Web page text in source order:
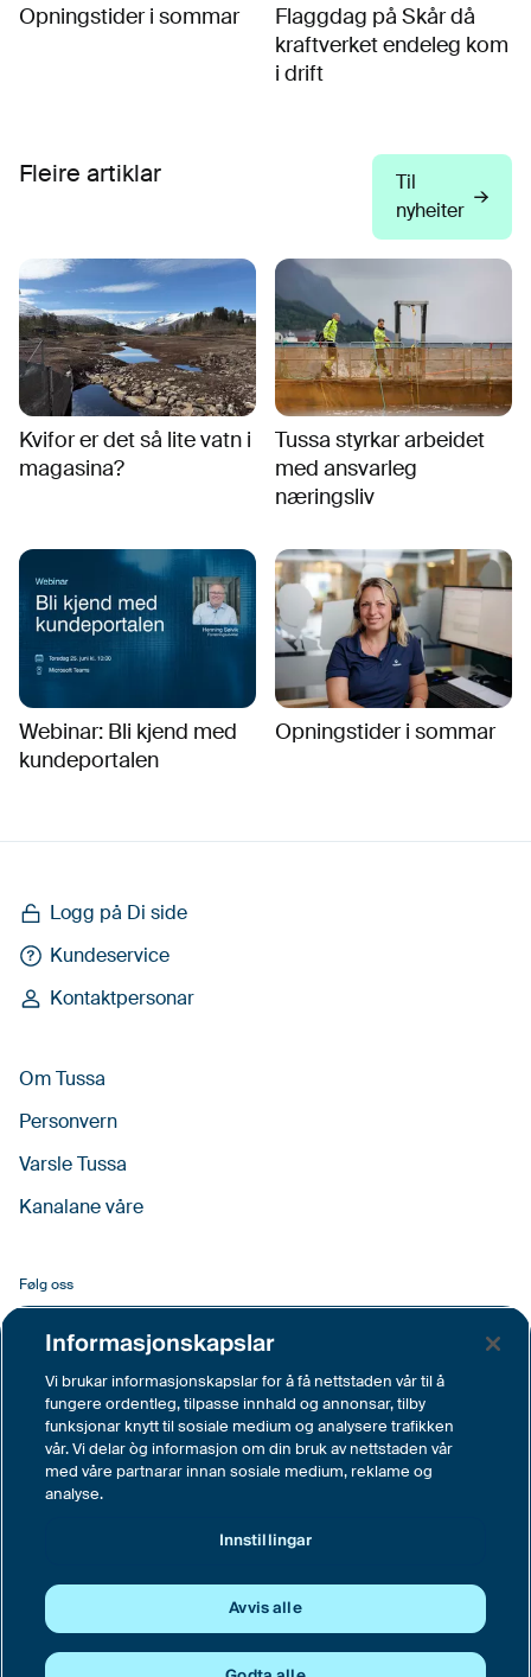
Opningstider i sommar
Flaggdag på Skår då
kraftverket endeleg kom
i drift
Fleire artiklar
Til
nyheiter
Kvifor er det så lite vatn i
magasina?
Tussa styrkar arbeidet
med ansvarleg
næringsliv
Webinar: Bli kjend med
kundeportalen
Opningstider i sommar
Logg på Di side
Kundeservice
Kontaktpersonar
Om Tussa
Personvern
Varsle Tussa
Kanalane våre
Følg oss
LinkedIn
YouTube
Instagram
Vimeo
© Tussa Kraft AS, Langemyra 6, 6160 Hovdebygda
Sentralbord tlf. 70 04 62 00
Informasjonskapslar
Vi brukar informasjonskapslar for å få nettstaden vår til å
fungere ordentleg, tilpasse innhald og annonsar, tilby
funksjonar knytt til sosiale medium og analysere trafikken
vår. Vi delar òg informasjon om din bruk av nettstaden vår
med våre partnarar innan sosiale medium, reklame og
analyse.
Innstillingar
Avvis alle